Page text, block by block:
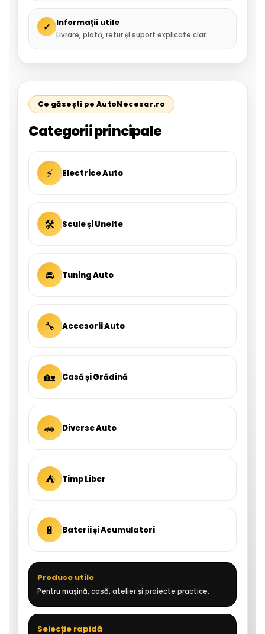
✓ Informații utile
Livrare, plată, retur și suport explicate clar.
Ce găsești pe AutoNecesar.ro
Categorii principale
⚡ Electrice Auto
🛠 Scule și Unelte
🚘 Tuning Auto
🔧 Accesorii Auto
🏡 Casă și Grădină
🚗 Diverse Auto
⛺ Timp Liber
🔋 Baterii și Acumulatori
Produse utile
Pentru mașină, casă, atelier și proiecte practice.
Selecție rapidă